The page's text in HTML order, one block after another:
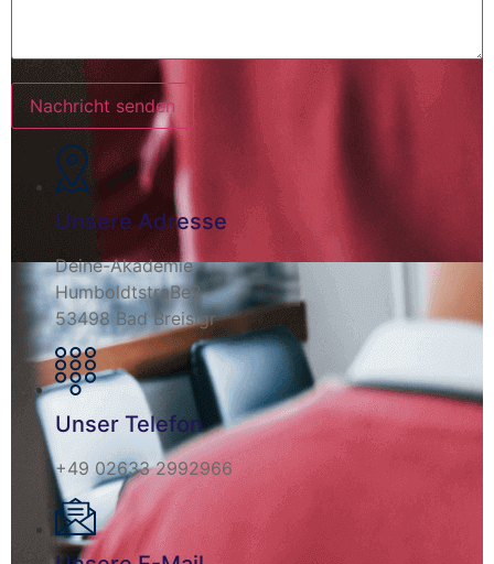
Nachricht senden
Unsere Adresse
Deine-Akademie
HumboldtstraBe2
53498 Bad Breisigr
Unser Telefon
+49 02633 2992966